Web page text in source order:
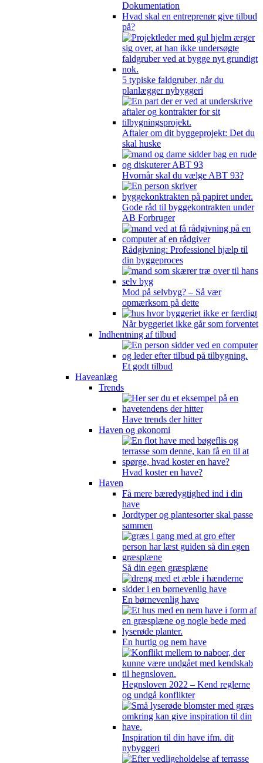
Dokumentation
Hvad skal en entreprenør give tilbud
på?
5 typiske faldgruber, når du
planlægger nybyggeri
Aftaler om dit byggeprojekt: Det du
skal huske
Hvornår skal du vælge ABT 93?
Gode råd til byggekontrakten under
AB Forbruger
Rådgivning: Professionel hjælp til
din byggeproces
Mod på selvbyg? – Så vær
opmærksom på dette
Når byggeriet ikke går som forventet
Indhentning af tilbud
Et godt tilbud
Haveanlæg
Trends
Have trends der hitter
Haven og økonomi
Hvad koster en have?
Haven
Få mere bæredygtighed ind i din
have
Jordtyper og plantesorter skal passe
sammen
Så din egen græsplæne
En børnevenlig have
En hurtig og nem have
Hegnsloven 2022 – Kend reglerne
og undgå konflikter
Inspiration til din have ifm. dit
nybyggeri